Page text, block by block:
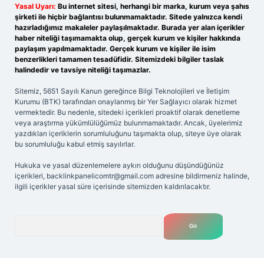
Yasal Uyarı: Bu internet sitesi, herhangi bir marka, kurum veya şahıs
şirketi ile hiçbir bağlantısı bulunmamaktadır. Sitede yalnızca kendi
hazırladığımız makaleler paylaşılmaktadır. Burada yer alan içerikler
haber niteliği taşımamakta olup, gerçek kurum ve kişiler hakkında
paylaşım yapılmamaktadır. Gerçek kurum ve kişiler ile isim
benzerlikleri tamamen tesadüfidir. Sitemizdeki bilgiler taslak
halindedir ve tavsiye niteliği taşımazlar.
Sitemiz, 5651 Sayılı Kanun gereğince Bilgi Teknolojileri ve İletişim
Kurumu (BTK) tarafından onaylanmış bir Yer Sağlayıcı olarak hizmet
vermektedir. Bu nedenle, sitedeki içerikleri proaktif olarak denetleme
veya araştırma yükümlülüğümüz bulunmamaktadır. Ancak, üyelerimiz
yazdıkları içeriklerin sorumluluğunu taşımakta olup, siteye üye olarak
bu sorumluluğu kabul etmiş sayılırlar.
Hukuka ve yasal düzenlemelere aykırı olduğunu düşündüğünüz
içerikleri, backlinkpanelicomtr@gmail.com adresine bildirmeniz halinde,
ilgili içerikler yasal süre içerisinde sitemizden kaldırılacaktır.